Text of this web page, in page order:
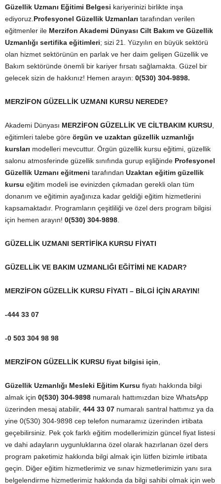
Güzellik Uzmanı Eğitimi Belgesi kariyerinizi birlikte inşa
ediyoruz.Profesyonel Güzellik Uzmanları tarafından verilen
eğitmenler ile Merzifon Akademi Dünyası Cilt Bakım ve Güzellik
Uzmanlığı sertifika eğitimleri; sizi 21. Yüzyılın en büyük sektörü
olan hizmet sektörünün en parlak ve her daim gelişen Güzellik ve
Bakım sektöründe önemli bir kariyer fırsatı sağlamakta. Güzel bir
gelecek sizin de hakkınız! Hemen arayın: 0(530) 304-9898.
MERZİFON GÜZELLİK UZMANI KURSU NEREDE?
Akademi Dünyası MERZİFON GÜZELLİK VE CİLTBAKIM KURSU,
eğitimleri talebe göre örgün ve uzaktan güzellik uzmanlığı
kursları modelleri mevcuttur. Örgün güzellik kursu eğitimi, güzellik
salonu atmosferinde güzellik sınıfında gurup eşliğinde Profesyonel
Güzellik Uzmanı eğitmeni tarafından Uzaktan eğitim güzellik
kursu eğitim modeli ise evinizden çıkmadan gerekli olan tüm
donanım ve eğitimin ayağınıza kadar geldiği eğitim hizmetlerini
kapsamaktadır. Programların çeşitliliği ve özel ders program bilgisi
için hemen arayın! 0(530) 304-9898.
GÜZELLİK UZMANI SERTİFİKA KURSU FİYATI
GÜZELLİK VE BAKIM UZMANLIĞI EĞİTİMİ NE KADAR?
MERZİFON GÜZELLİK KURSU FİYATI – BİLGİ İÇİN ARAYIN!
-444 33 07
-0 503 304 98 98
MERZİFON GÜZELLİK KURSU fiyat bilgisi için,
Güzellik Uzmanlığı Mesleki Eğitim Kursu fiyatı hakkında bilgi
almak için 0(530) 304-9898 numaralı hattımızdan bize WhatsApp
üzerinden mesaj atabilir, 444 33 07 numaralı santral hattımız ya da
yine 0(530) 304-9898 cep telefon numaramız üzerinden irtibata
geçebilirsiniz. Pek çok farklı eğitim modellerimizin güncel fiyat listesi
ve dahi adayların uygunluklarına özel olarak hazırlanan özel ders
program paketimiz hakkında bilgi almak için lütfen bizimle irtibata
geçin. Diğer eğitim hizmetlerimiz ve sınav hizmetlerimizin yanı sıra
belgelendirme hizmetlerimiz hakkında da bilgi sahibi olmak için web